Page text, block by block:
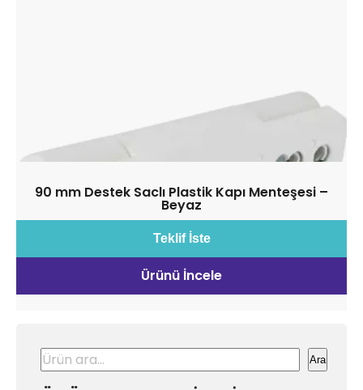
90 mm Destek Saclı Plastik Kapı Menteşesi –
Beyaz
Teklif İste
Ürünü İncele
Ara Ara